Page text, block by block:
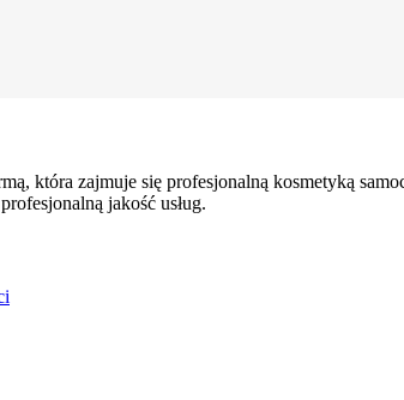
która zajmuje się profesjonalną kosmetyką
jakość usług.